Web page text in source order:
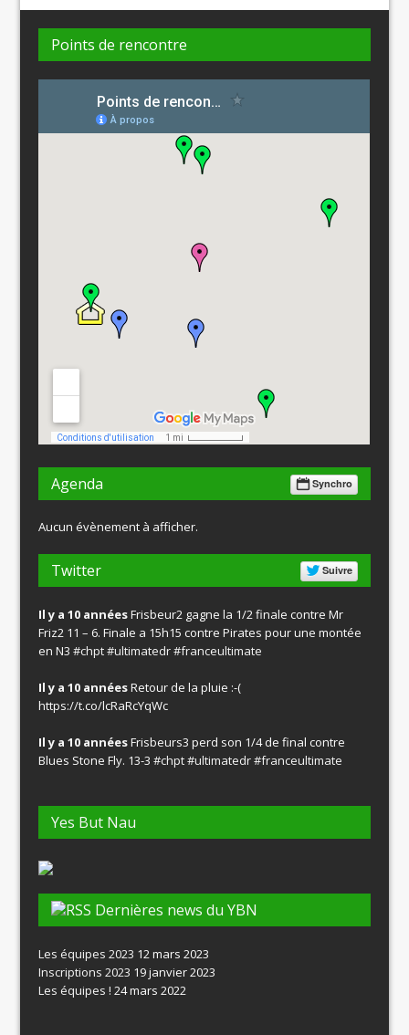
Points de rencontre
Agenda Synchro
Aucun évènement à afficher.
Twitter Suivre
Il y a 10 annéesFrisbeur2 gagne la 1/2 finale contre Mr
Friz2 11 – 6. Finale a 15h15 contre Pirates pour une montée
en N3#chpt#ultimatedr#franceultimate
Il y a 10 annéesRetour de la pluie :-(
https://t.co/lcRaRcYqWc
Il y a 10 annéesFrisbeurs3 perd son 1/4 de final contre
Blues Stone Fly. 13-3#chpt#ultimatedr#franceultimate
Yes But Nau
Dernières news du YBN
Les équipes 2023 12 mars 2023
Inscriptions 2023 19 janvier 2023
Les équipes ! 24 mars 2022